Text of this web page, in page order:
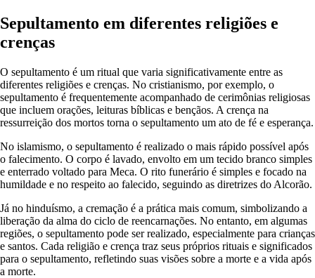
Sepultamento em diferentes religiões e
crenças
O sepultamento é um ritual que varia significativamente entre as
diferentes religiões e crenças. No cristianismo, por exemplo, o
sepultamento é frequentemente acompanhado de cerimônias religiosas
que incluem orações, leituras bíblicas e bençãos. A crença na
ressurreição dos mortos torna o sepultamento um ato de fé e esperança.
No islamismo, o sepultamento é realizado o mais rápido possível após
o falecimento. O corpo é lavado, envolto em um tecido branco simples
e enterrado voltado para Meca. O rito funerário é simples e focado na
humildade e no respeito ao falecido, seguindo as diretrizes do Alcorão.
Já no hinduísmo, a cremação é a prática mais comum, simbolizando a
liberação da alma do ciclo de reencarnações. No entanto, em algumas
regiões, o sepultamento pode ser realizado, especialmente para crianças
e santos. Cada religião e crença traz seus próprios rituais e significados
para o sepultamento, refletindo suas visões sobre a morte e a vida após
a morte.